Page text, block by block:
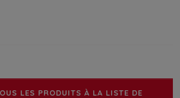
LES PRODUITS À LA LISTE DE